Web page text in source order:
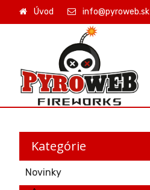
Úvod info@pyroweb.sk
Kategórie
Novinky